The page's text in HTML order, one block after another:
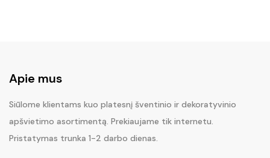
Apie mus
Siūlome klientams kuo platesnį šventinio ir dekoratyvinio
apšvietimo asortimentą. Prekiaujame tik internetu.
Pristatymas trunka 1-2 darbo dienas.